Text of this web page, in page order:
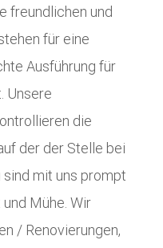
freundlichen und
für eine
Ausführung für
Unsere
die
der der Stelle bei
sind mit uns prompt
Mühe. Wir
/ Renovierungen,